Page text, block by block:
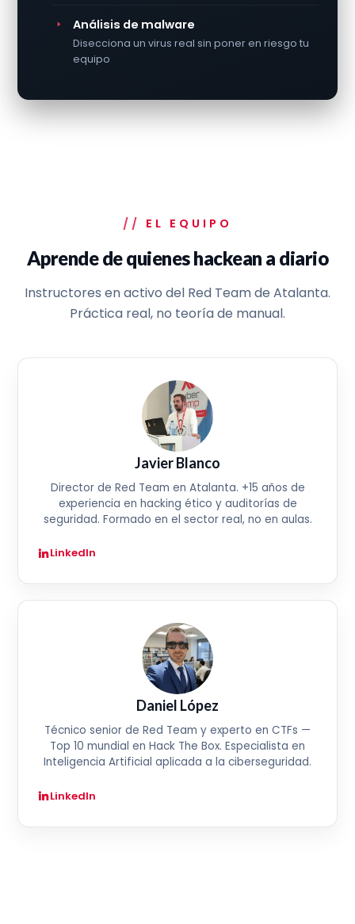
Análisis de malware
Disecciona un virus real sin poner en riesgo tu
equipo
EL EQUIPO
Aprende de quienes hackean a diario
Instructores en activo del Red Team de Atalanta.
Práctica real, no teoría de manual.
Javier Blanco
Director de Red Team en Atalanta. +15 años de
experiencia en hacking ético y auditorías de
seguridad. Formado en el sector real, no en aulas.
LinkedIn
Daniel López
Técnico senior de Red Team y experto en CTFs —
Top 10 mundial en Hack The Box. Especialista en
Inteligencia Artificial aplicada a la ciberseguridad.
LinkedIn